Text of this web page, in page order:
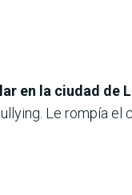
en la ciudad de
Le rompía el